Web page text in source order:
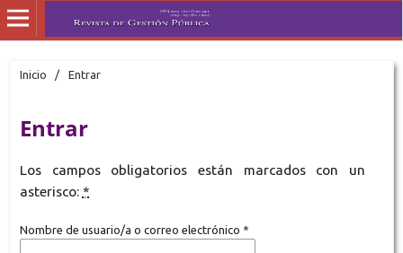
Inicio / Entrar
Entrar
Los campos obligatorios están marcados con un
asterisco: *
Nombre de usuario/a o correo electrónico *